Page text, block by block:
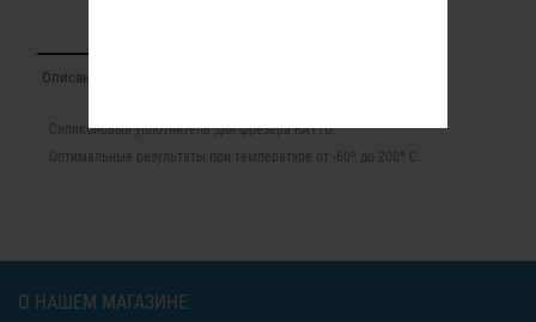
Описание
Силиконовый уплотнитель для фрезера RA17D.
Оптимальные результаты при температуре от -60º до 200º С.
О НАШЕМ МАГАЗИНЕ